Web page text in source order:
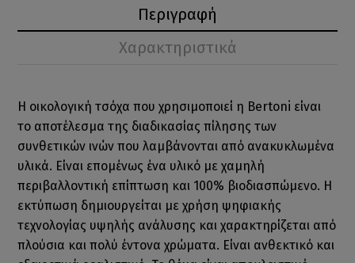
Περιγραφή
Χαρακτηριστικά
Η οικολογική τσόχα που χρησιμοποιεί η Bertoni είναι
το αποτέλεσμα της διαδικασίας πίλησης των
συνθετικών ινών που λαμβάνονται από ανακυκλωμένα
υλικά. Είναι επομένως ένα υλικό με χαμηλή
περιβαλλοντική επίπτωση και 100% βιοδιασπώμενο. Η
εκτύπωση δημιουργείται με χρήση ψηφιακής
τεχνολογίας υψηλής ανάλυσης και χαρακτηρίζεται από
πλούσια και πολύ έντονα χρώματα. Είναι ανθεκτικό και